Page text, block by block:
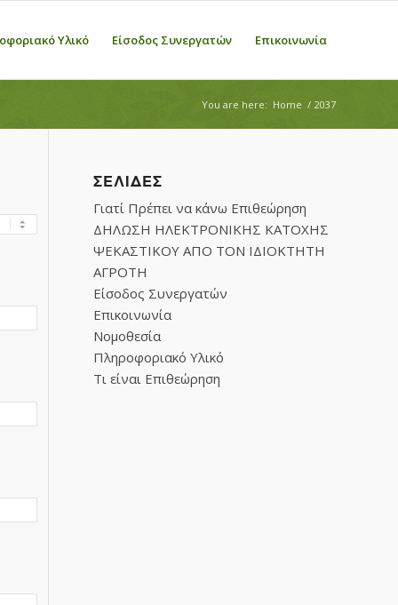
Υλικό Είσοδος Συνεργατών Επικοινωνία
You are here: Home / 2037
ΣΕΛΊΔΕΣ
Γιατί Πρέπει να κάνω Επιθεώρηση
ΔΗΛΩΣΗ ΗΛΕΚΤΡΟΝΙΚΗΣ ΚΑΤΟΧΗΣ
ΨΕΚΑΣΤΙΚΟΥ ΑΠΟ ΤΟΝ ΙΔΙΟΚΤΗΤΗ
ΑΓΡΟΤΗ
Είσοδος Συνεργατών
Επικοινωνία
Νομοθεσία
Πληροφοριακό Υλικό
Τι είναι Επιθεώρηση